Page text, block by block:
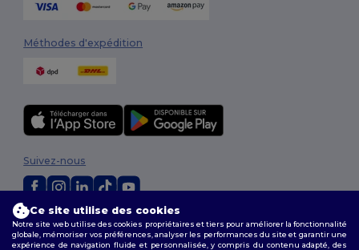
Méthodes d'expédition
2026. Tous droits réservés
Conditions Générales|Politique de personnalisation|Politique de
Suivez-nous
Ce site utilise des cookies
Notre site web utilise des cookies propriétaires et tiers pour améliorer la fonctionnalité
globale, mémoriser vos préférences, analyser les performances du site et garantir une
expérience de navigation fluide et personnalisée, y compris du contenu adapté, des